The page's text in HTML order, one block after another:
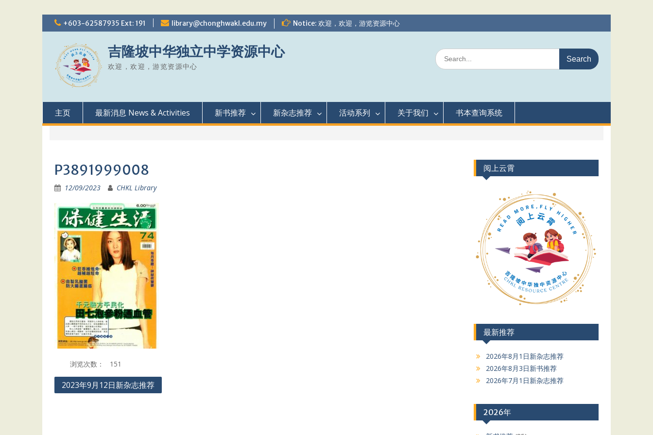
Skip
to
+603-62587935 Ext: 191 library@chonghwakl.edu.my Notice: 欢迎，欢迎，游览资源中心
吉隆坡中华独立中学资源中心
欢迎，欢迎，游览资源中心
Search
for:
主页 最新消息 News & Activities 新书推荐 新杂志推荐 活动系列 关于我们 书本查询系统
P3891999008
12/09/2023 CHKL Library
浏览次数： 151
Post
2023年9月12日新杂志推荐
阅上云霄
最新推荐
2026年8月1日新杂志推荐
2026年8月3日新书推荐
2026年7月1日新杂志推荐
2026年